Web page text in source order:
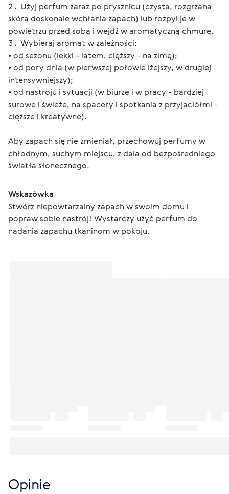
Użyj perfum zaraz po prysznicu (czysta, rozgrzana
skóra doskonale wchłania zapach) lub rozpyl je w
powietrzu przed sobą i wejdź w aromatyczną chmurę.
Wybieraj aromat w zależności:
• od sezonu (lekki - latem, cięższy - na zimę);
• od pory dnia (w pierwszej połowie lżejszy, w drugiej
intensywniejszy);
• od nastroju i sytuacji (w biurze i w pracy - bardziej
surowe i świeże, na spacery i spotkania z przyjaciółmi -
cięższe i kreatywne).
Aby zapach się nie zmieniał, przechowuj perfumy w
chłodnym, suchym miejscu, z dala od bezpośredniego
światła słonecznego.
Wskazówka
Stwórz niepowtarzalny zapach w swoim domu i
popraw sobie nastrój! Wystarczy użyć perfum do
nadania zapachu tkaninom w pokoju.
Opinie